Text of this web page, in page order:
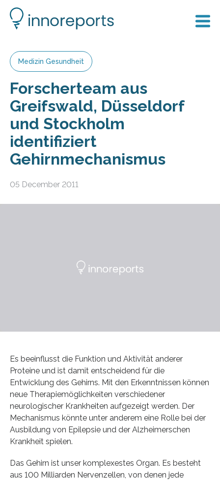
Medizin Gesundheit
Forscherteam aus
Greifswald, Düsseldorf
und Stockholm
identifiziert
Gehirnmechanismus
05 December 2011
Es beeinflusst die Funktion und Aktivität anderer
Proteine und ist damit entscheidend für die
Entwicklung des Gehirns. Mit den Erkenntnissen können
neue Therapiemöglichkeiten verschiedener
neurologischer Krankheiten aufgezeigt werden. Der
Mechanismus könnte unter anderem eine Rolle bei der
Ausbildung von Epilepsie und der Alzheimerschen
Krankheit spielen.
Das Gehirn ist unser komplexestes Organ. Es besteht
aus 100 Milliarden Nervenzellen, von denen jede